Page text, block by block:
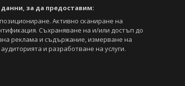
за да предоставим:
Активно сканиране на
Съхраняване на и/или достъп до
реклама и съдържание, измерване на
и разработване на услуги.